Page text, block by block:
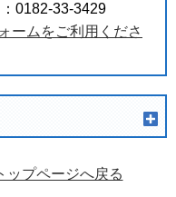
0182-33-3429
ームをご利用くださ
ップページへ戻る